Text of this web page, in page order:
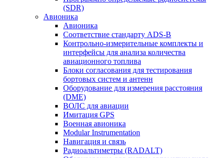
(SDR)
Авионика
Авионика
Соответствие стандарту ADS-B
Контрольно-измерительные комплекты и
интерфейсы для анализа количества
авиационного топлива
Блоки согласования для тестирования
бортовых систем и антенн
Оборудование для измерения расстояния
(DME)
ВОЛС для авиации
Имитация GPS
Военная авионика
Modular Instrumentation
Навигация и связь
Радиоальтиметры (RADALT)